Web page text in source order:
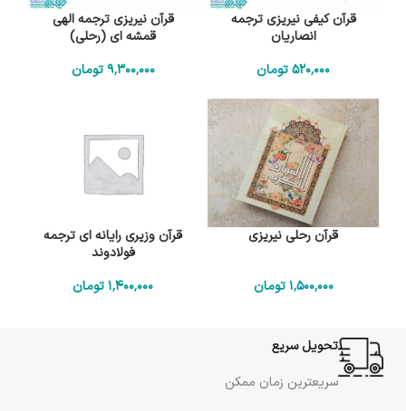
قرآن کیفی نیریزی ترجمه
انصاریان
520٬000تومان
قرآن نیریزی ترجمه الهی
قمشه ای (رحلی)
9٬300٬000 تومان
قرآن رحلی نیریزی
1٬500٬000 تومان
قرآن وزیری رایانه ای ترجمه
فولادوند
1٬400٬000تومان
تحویل سریع
سریعترین زمان ممکن